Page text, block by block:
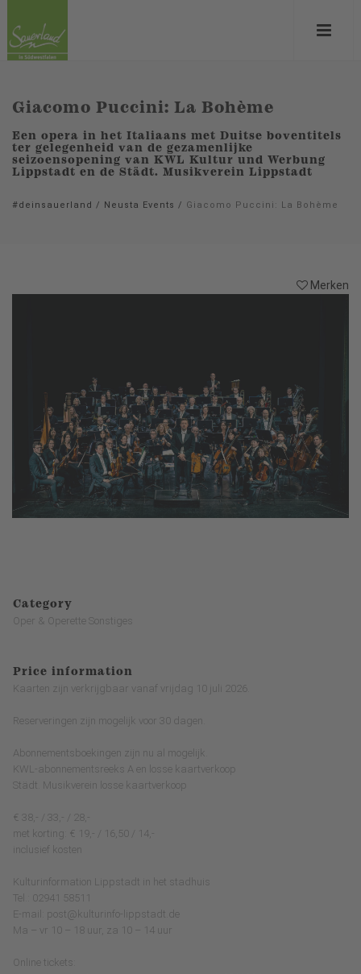
Giacomo Puccini: La Bohème
Een opera in het Italiaans met Duitse boventitels
ter gelegenheid van de gezamenlijke
seizoensopening van KWL Kultur und Werbung
Lippstadt en de Städt. Musikverein Lippstadt
#deinsauerland / Neusta Events / Giacomo Puccini: La Bohème
Merken
Category
Oper & Operette Sonstiges
Price information
Kaarten zijn verkrijgbaar vanaf vrijdag 10 juli 2026.
Reserveringen zijn mogelijk voor 30 dagen.
Abonnementsboekingen zijn nu al mogelijk.
KWL-abonnementsreeks A en losse kaartverkoop
Städt. Musikverein losse kaartverkoop
€ 38,- / 33,- / 28,-
met korting: € 19,- / 16,50 / 14,-
inclusief kosten
Kulturinformation Lippstadt in het stadhuis
Tel.: 02941 58511
E-mail: post@kulturinfo-lippstadt.de
Ma – vr 10 – 18 uur, za 10 – 14 uur
Online tickets: